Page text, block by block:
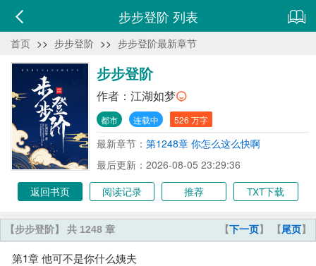
步步登阶 列表
首页 >> 步步登阶 >> 步步登阶最新章节
步步登阶
作者： 江湖如梦
都市 连载中 526 万字
最新章节： 第1248章 你怎么这么快啊
最后更新：2026-08-05 23:29:36
返回书页
阅读记录 推荐 TXT下载
【下一页】 【尾页】
【步步登阶】 共 1248 章
第1章 他可不是你什么姨夫